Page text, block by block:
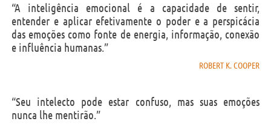
“A inteligência emocional é a capacidade de sentir,
entender e aplicar efetivamente o poder e a perspicácia
das emoções como fonte de energia, informação, conexão
e influência humanas.”
ROBERT K. COOPER
“Seu intelecto pode estar confuso, mas suas emoções
nunca lhe mentirão.”